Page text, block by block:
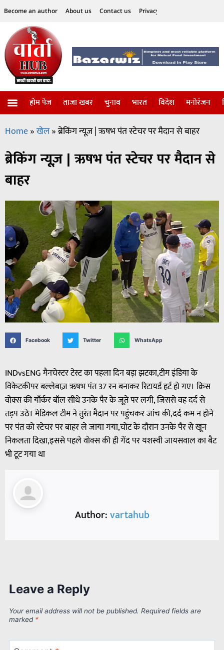
Become an author About us Contact us Privacy Policy
होम पेज ताजा खबर चुनाव भारत विदेश मनोरंजन
Home»खेल»ब्रेकिंग न्यूज़ | ऋषभ पंत स्टेचर पर मैदान से बाहर
ब्रेकिंग न्यूज़ | ऋषभ पंत स्टेचर पर मैदान से
बाहर
Facebook Twitter WhatsApp
INDvsENG मैनचेस्टर टेस्ट का पहला दिन बड़ा झटका,टीम इंडिया के
विकेटकीपर बल्लेबाज़ ऋषभ पंत 37 रन बनाकर रिटायर्ड हर्ट हो गए। क्रिस
वोक्स की यॉर्कर बॉल सीधे उनके पैर के जूते पर लगी, जिससे वह दर्द से
तड़प उठे। मेडिकल टीम ने तुरंत मैदान पर पहुंचकर जांच की,दर्द कम न होने
पर पंत को स्टेचर पर बाहर ले जाया गया,चोट के दौरान उनके पैर से खून
निकलता दिखा,इससे पहले वोक्स की ही गेंद पर यशस्वी जायसवाल का बैट
भी टूट गया था
Author:vartahub
Leave a Reply
Your email address will not be published. Required fields are
marked *